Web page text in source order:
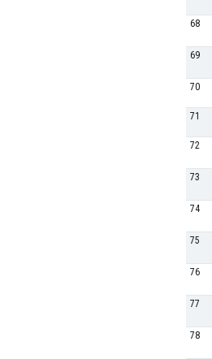
68
69
70
71
72
73
74
75
76
77
78